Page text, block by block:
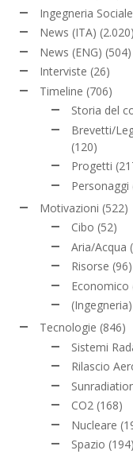
Ingegneria Sociale
News (ITA) (2.020)
News (ENG) (504)
Interviste (26)
Timeline (706)
Storia del
Brevetti/
(120)
Progetti
Personaggi
Motivazioni (522)
Cibo (52)
Aria/Acqua
Risorse (96)
Economico
Tecnologie (846)
Sistemi
Rilascio
CO2 (168)
Nucleare
Spazio (194)